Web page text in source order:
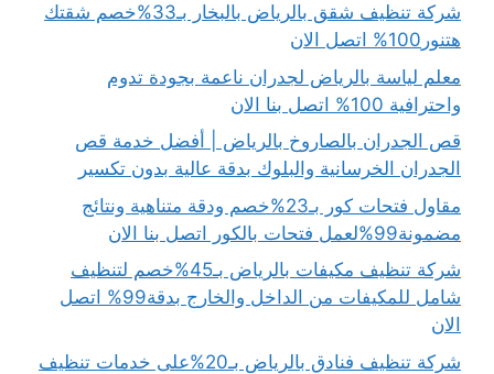
شركة تنظيف شقق بالرياض بالبخار بـ33%خصم شقتك
هتنور100% اتصل الان
معلم لياسة بالرياض لجدران ناعمة بجودة تدوم
واحترافية 100% اتصل بنا الان
قص الجدران بالصاروخ بالرياض | أفضل خدمة قص
الجدران الخرسانية والبلوك بدقة عالية بدون تكسير
مقاول فتحات كور بـ23%خصم ودقة متناهية ونتائج
مضمونة99%لعمل فتحات بالكور اتصل بنا الان
شركة تنظيف مكيفات بالرياض بـ45%خصم لتنظيف
شامل للمكيفات من الداخل والخارج بدقة99% اتصل
الان
شركة تنظيف فنادق بالرياض بـ20%على خدمات تنظيف